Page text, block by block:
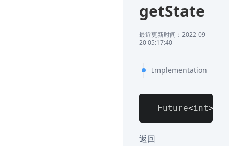
getState
最近更新时间：2022-09-
20 05:17:40
Implementation
  Future
<int>
返回